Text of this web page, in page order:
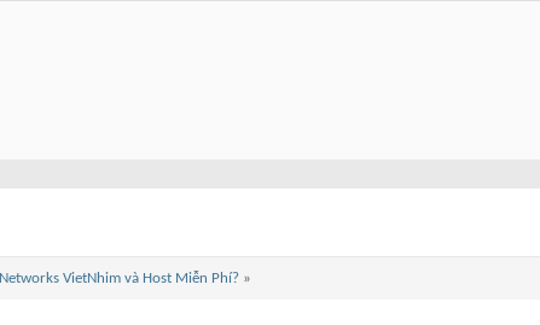
Networks VietNhim và Host Miễn Phí? »